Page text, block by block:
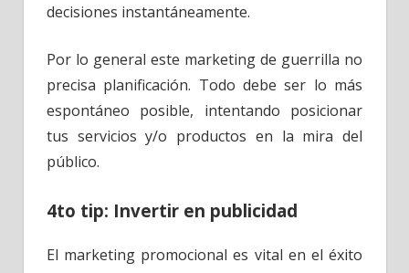
decisiones instantáneamente.
Por lo general este marketing de guerrilla no
precisa planificación. Todo debe ser lo más
espontáneo posible, intentando posicionar
tus servicios y/o productos en la mira del
público.
4to tip: Invertir en publicidad
El marketing promocional es vital en el éxito